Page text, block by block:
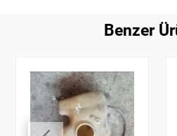
Benzer